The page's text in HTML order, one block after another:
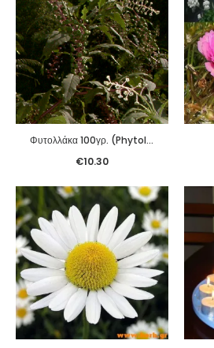
Φυτολλάκα 100γρ. (Phytolacca Americana)
€10.30